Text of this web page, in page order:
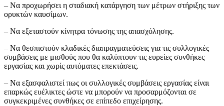
– Να προχωρήσει η σταδιακή κατάργηση των μέτρων στήριξης των
ορυκτών καυσίμων.
– Να εξεταστούν κίνητρα τόνωσης της απασχόλησης.
– Να θεσπιστούν κλαδικές διαπραγματεύσεις για τις συλλογικές
συμβάσεις με μισθούς που θα καλύπτουν τις ευρείες συνθήκες
εργασίας και χωρίς αυτόματες επεκτάσεις.
– Να εξασφαλιστεί πως οι συλλογικές συμβάσεις εργασίας είναι
επαρκώς ευέλικτες ώστε να μπορούν να προσαρμόζονται σε
συγκεκριμένες συνθήκες σε επίπεδο επιχείρησης.